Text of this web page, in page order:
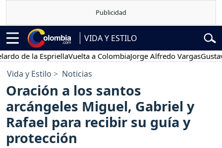
VIDA Y ESTILO
la EspriellaVuelta a ColombiaJorge Alfredo VargasGustavo
Vida y Estilo Noticias
Oración a los santos
arcángeles Miguel, Gabriel y
Rafael para recibir su guía y
protección